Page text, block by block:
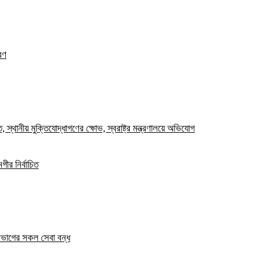
স্থানীয় মুক্তিযোদ্ধাগণের ক্ষোভ, স্বরাষ্ট্র মন্ত্রণালয়ে অভিযোগ
নির্বাচিত
সকল সেবা বন্ধ